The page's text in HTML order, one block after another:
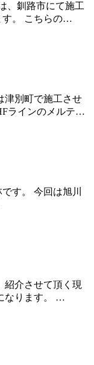
、釧路市にて施工
す。 こちらの…
津別町で施工させ
ラインのメルテ…
す。 今回は旭川
紹介させて頂く現
なります。 …